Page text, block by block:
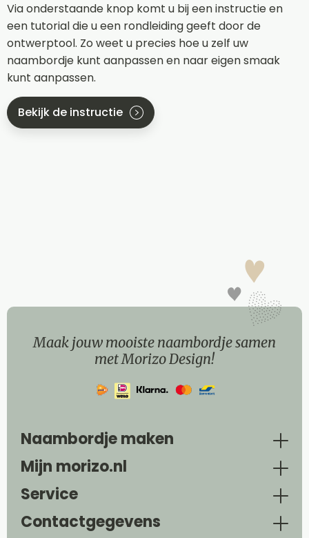
Via onderstaande knop komt u bij een instructie en
een tutorial die u een rondleiding geeft door de
ontwerptool. Zo weet u precies hoe u zelf uw
naambordje kunt aanpassen en naar eigen smaak
kunt aanpassen.
Bekijk de instructie
Maak jouw mooiste naambordje samen
met Morizo Design!
Naambordje maken
Mijn morizo.nl
Service
Contactgegevens